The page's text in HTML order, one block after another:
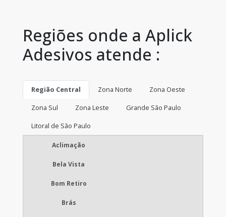
Regiões onde a Aplick
Adesivos atende :
Região Central Zona Norte
Zona Oeste
Zona Sul
Zona Leste
Grande São Paulo
Litoral de São Paulo
Aclimação
Bela Vista
Bom Retiro
Brás